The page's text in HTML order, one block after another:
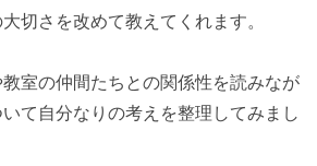
切さを改めて教えてくれます。
室の仲間たちとの関係性を読みなが
て自分なりの考えを整理してみまし